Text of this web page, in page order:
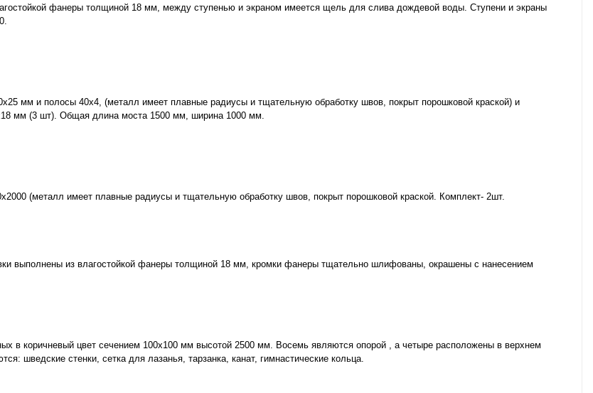
фанеры толщиной 18 мм, между ступенью и экраном имеется щель для слива дождевой воды. Ступени и экраны
мм и полосы 40х4, (металл имеет плавные радиусы и тщательную обработку швов, покрыт порошковой краской) и
мм (3 шт). Общая длина моста 1500 мм, ширина 1000 мм.
(металл имеет плавные радиусы и тщательную обработку швов, покрыт порошковой краской. Комплект- 2шт.
выполнены из влагостойкой фанеры толщиной 18 мм, кромки фанеры тщательно шлифованы, окрашены с нанесением
в коричневый цвет сечением 100х100 мм высотой 2500 мм. Восемь являются опорой , а четыре расположены в верхнем
шведские стенки, сетка для лазанья, тарзанка, канат, гимнастические кольца.